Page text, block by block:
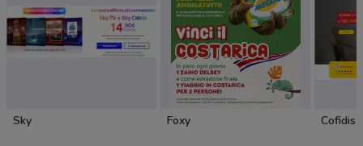
Sky Foxy Cofidis